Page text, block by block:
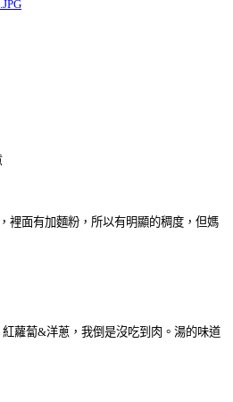
，裡面有加麵粉，所以有明顯的稠度，但媽
蘿蔔&洋蔥，我倒是沒吃到肉。湯的味道